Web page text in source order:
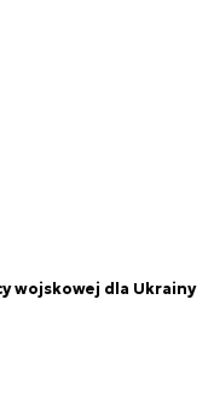
wojskowej dla Ukrainy